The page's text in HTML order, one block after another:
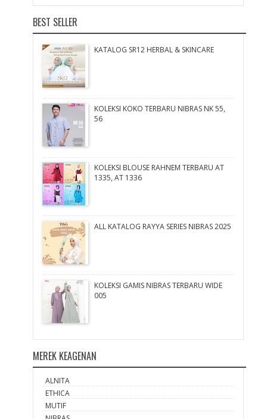
BEST SELLER
KATALOG SR12 HERBAL & SKINCARE
KOLEKSI KOKO TERBARU NIBRAS NK 55,
56
KOLEKSI BLOUSE RAHNEM TERBARU AT
1335, AT 1336
ALL KATALOG RAYYA SERIES NIBRAS 2025
KOLEKSI GAMIS NIBRAS TERBARU WIDE
005
MEREK KEAGENAN
ALNITA
ETHICA
MUTIF